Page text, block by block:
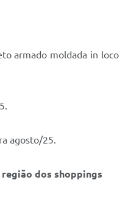
armado moldada in loco
agosto/25.
dos shoppings